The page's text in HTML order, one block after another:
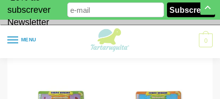
subscrever
Newsletter
MENU 0